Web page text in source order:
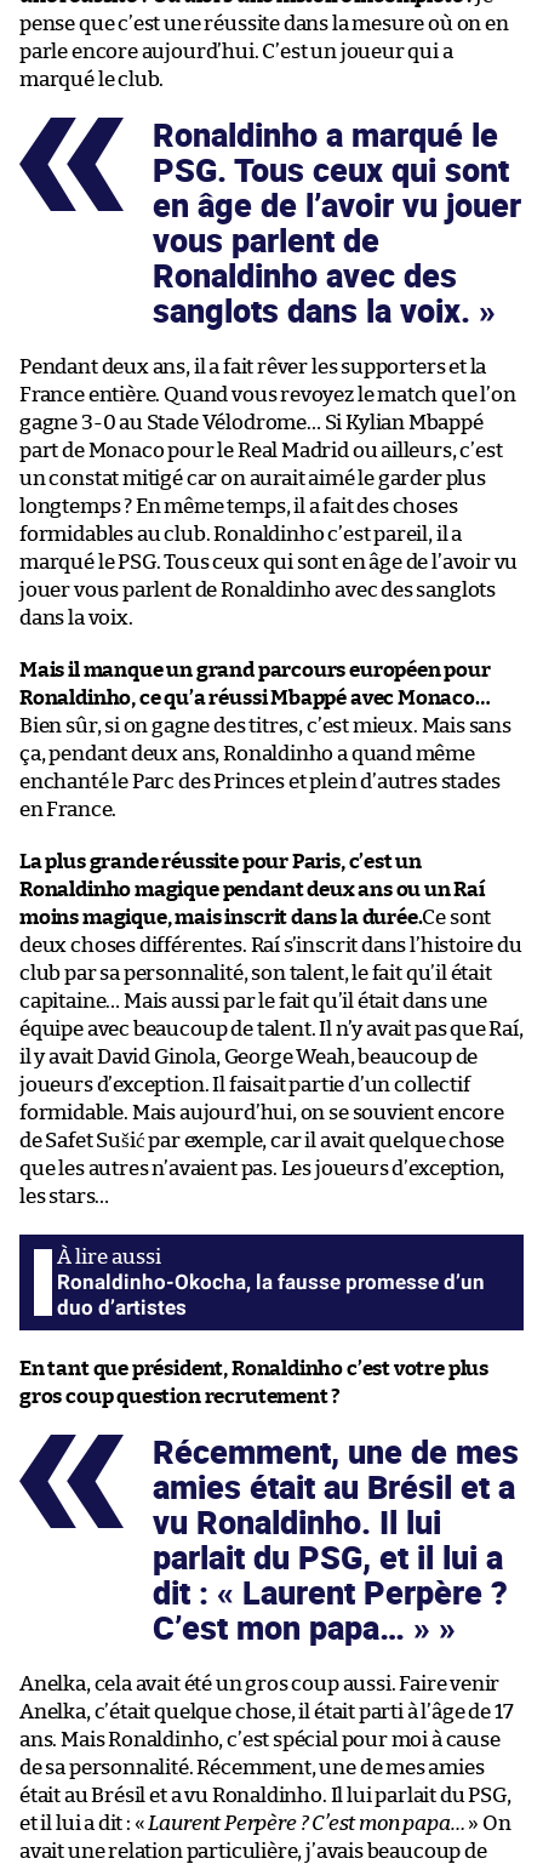
pense que c’est une réussite dans la mesure où on en
parle encore aujourd’hui. C’est un joueur qui a
marqué le club.
Ronaldinho a marqué le
PSG. Tous ceux qui sont
en âge de l’avoir vu jouer
vous parlent de
Ronaldinho avec des
sanglots dans la voix.
Pendant deux ans, il a fait rêver les supporters et la
France entière. Quand vous revoyez le match que l’on
gagne 3-0 au Stade Vélodrome… Si Kylian Mbappé
part de Monaco pour le Real Madrid ou ailleurs, c’est
un constat mitigé car on aurait aimé le garder plus
longtemps ? En même temps, il a fait des choses
formidables au club. Ronaldinho c’est pareil, il a
marqué le PSG. Tous ceux qui sont en âge de l’avoir vu
jouer vous parlent de Ronaldinho avec des sanglots
dans la voix.
Mais il manque un grand parcours européen pour
Ronaldinho, ce qu’a réussi Mbappé avec Monaco…
Bien sûr, si on gagne des titres, c’est mieux. Mais sans
ça, pendant deux ans, Ronaldinho a quand même
enchanté le Parc des Princes et plein d’autres stades
en France.
La plus grande réussite pour Paris, c’est un
Ronaldinho magique pendant deux ans ou un Raí
moins magique, mais inscrit dans la durée.Ce sont
deux choses différentes. Raí s’inscrit dans l’histoire du
club par sa personnalité, son talent, le fait qu’il était
capitaine… Mais aussi par le fait qu’il était dans une
équipe avec beaucoup de talent. Il n’y avait pas que Raí,
il y avait David Ginola, George Weah, beaucoup de
joueurs d’exception. Il faisait partie d’un collectif
formidable. Mais aujourd’hui, on se souvient encore
de Safet Sušić par exemple, car il avait quelque chose
que les autres n’avaient pas. Les joueurs d’exception,
les stars…
Ronaldinho-Okocha, la fausse promesse d’un
duo d’artistes
En tant que président, Ronaldinho c’est votre plus
gros coup question recrutement ?
Récemment, une de mes
amies était au Brésil et a
vu Ronaldinho. Il lui
parlait du PSG, et il lui a
dit : « Laurent Perpère ?
C’est mon papa… »
Anelka, cela avait été un gros coup aussi. Faire venir
Anelka, c’était quelque chose, il était parti à l’âge de 17
ans. Mais Ronaldinho, c’est spécial pour moi à cause
de sa personnalité. Récemment, une de mes amies
était au Brésil et a vu Ronaldinho. Il lui parlait du PSG,
et il lui a dit : « Laurent Perpère ? C’est mon papa… » On
avait une relation particulière, j’avais beaucoup de